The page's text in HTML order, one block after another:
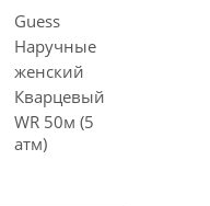
Guess
Наручные
женский
Кварцевый
WR 50м (5
атм)